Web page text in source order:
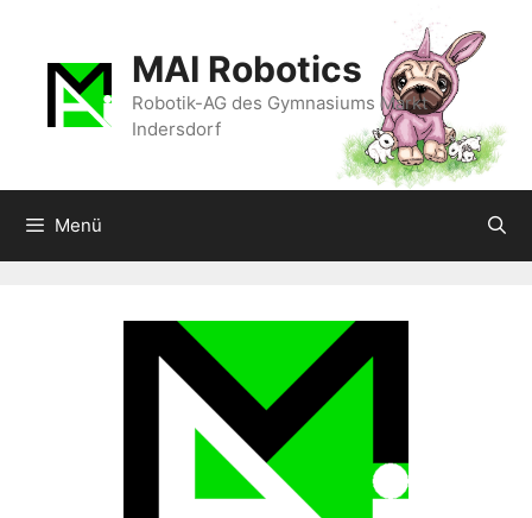
springen
MAI Robotics
Robotik-AG des Gymnasiums Markt
Indersdorf
Menü